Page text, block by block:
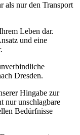
als nur den Transport
Leben dar.
und eine
Dresden.
Hingabe zur
nur unschlagbare
Bedürfnisse